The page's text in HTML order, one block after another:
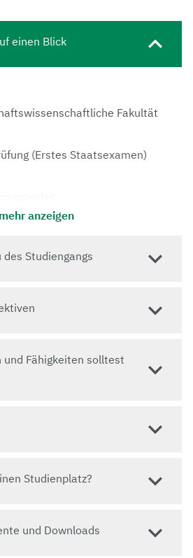
einen Blick
Fakultät
(Erstes Staatsexamen)
allgemeine bzw.
Hochschulreif
oder
ich einen Studienplatz?
mehr anzeigen
Studiengangs
Fähigkeiten solltest
Studienplatz?
und Downloads